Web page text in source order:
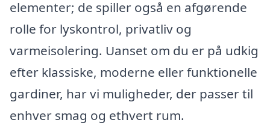
elementer; de spiller også en afgørende
rolle for lyskontrol, privatliv og
varmeisolering. Uanset om du er på udkig
efter klassiske, moderne eller funktionelle
gardiner, har vi muligheder, der passer til
enhver smag og ethvert rum.